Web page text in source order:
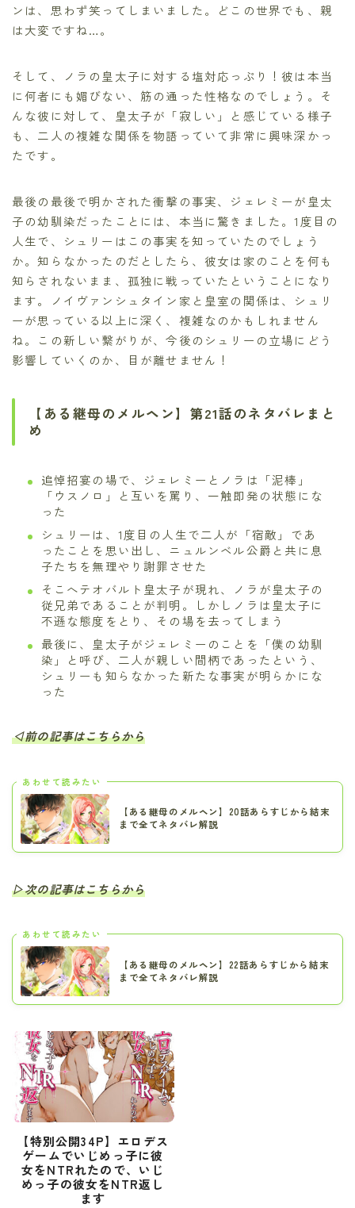
ンは、思わず笑ってしまいました。どこの世界でも、親
は大変ですね…。
そして、ノラの皇太子に対する塩対応っぷり！彼は本当
に何者にも媚びない、筋の通った性格なのでしょう。そ
んな彼に対して、皇太子が「寂しい」と感じている様子
も、二人の複雑な関係を物語っていて非常に興味深かっ
たです。
最後の最後で明かされた衝撃の事実、ジェレミーが皇太
子の幼馴染だったことには、本当に驚きました。1度目の
人生で、シュリーはこの事実を知っていたのでしょう
か。知らなかったのだとしたら、彼女は家のことを何も
知らされないまま、孤独に戦っていたということになり
ます。ノイヴァンシュタイン家と皇室の関係は、シュリ
ーが思っている以上に深く、複雑なのかもしれません
ね。この新しい繋がりが、今後のシュリーの立場にどう
影響していくのか、目が離せません！
【ある継母のメルヘン】第21話のネタバレまと
め
追悼招宴の場で、ジェレミーとノラは「泥棒」
「ウスノロ」と互いを罵り、一触即発の状態にな
った
シュリーは、1度目の人生で二人が「宿敵」であ
ったことを思い出し、ニュルンベル公爵と共に息
子たちを無理やり謝罪させた
そこへテオバルト皇太子が現れ、ノラが皇太子の
従兄弟であることが判明。しかしノラは皇太子に
不遜な態度をとり、その場を去ってしまう
最後に、皇太子がジェレミーのことを「僕の幼馴
染」と呼び、二人が親しい間柄であったという、
シュリーも知らなかった新たな事実が明らかにな
った
◁前の記事はこちらから
あわせて読みたい
【ある継母のメルヘン】20話あらすじから結末
まで全てネタバレ解説
▷次の記事はこちらから
あわせて読みたい
【ある継母のメルヘン】22話あらすじから結末
まで全てネタバレ解説
【特別公開34P】エロデス
ゲームでいじめっ子に彼
女をNTRれたので、いじ
めっ子の彼女をNTR返し
ます